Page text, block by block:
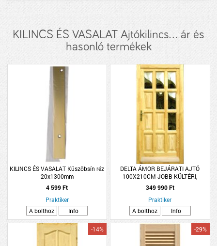
KILINCS ÉS VASALAT Ajtókilincs... ár és
hasonló termékek
KILINCS ÉS VASALAT Küszöbsín réz
20x1300mm
4 599 Ft
Praktiker
A bolthoz
Info
DELTA ÁMOR BEJÁRATI AJTÓ
100X210CM JOBB KÜLTÉRI,
HÁROMSZÖGBEN ÜVEGES
349 990 Ft
Praktiker
A bolthoz
Info
-14% -29%